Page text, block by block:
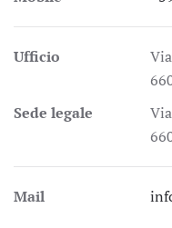
Ufficio
Sede legale
Mail